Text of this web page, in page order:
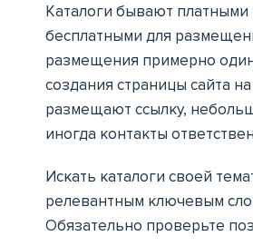
Каталоги бывают платными
бесплатными для
размещения примерно
создания страницы сайта
размещают ссылку,
иногда контакты
Искать каталоги своей
релевантным ключевым
Обязательно проверьте